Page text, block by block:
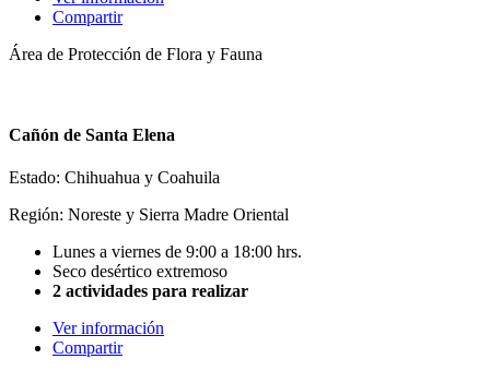
Compartir
Área de Protección de Flora y Fauna
Cañón de Santa Elena
Estado: Chihuahua y Coahuila
Región: Noreste y Sierra Madre Oriental
Lunes a viernes de 9:00 a 18:00 hrs.
Seco desértico extremoso
2 actividades para realizar
Ver información
Compartir